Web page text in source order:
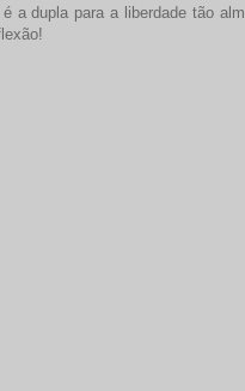
a dupla para a liberdade tão